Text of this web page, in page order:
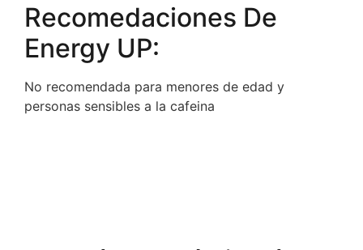
Recomedaciones De
Energy UP:
No recomendada para menores de edad y
personas sensibles a la cafeina